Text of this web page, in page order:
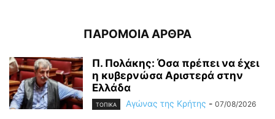
ΠΑΡΟΜΟΙΑ ΑΡΘΡΑ
Π. Πολάκης: Όσα πρέπει να έχει
η κυβερνώσα Αριστερά στην
Ελλάδα
ΤΟΠΙΚΑ Αγώνας της Κρήτης - 07/08/2026